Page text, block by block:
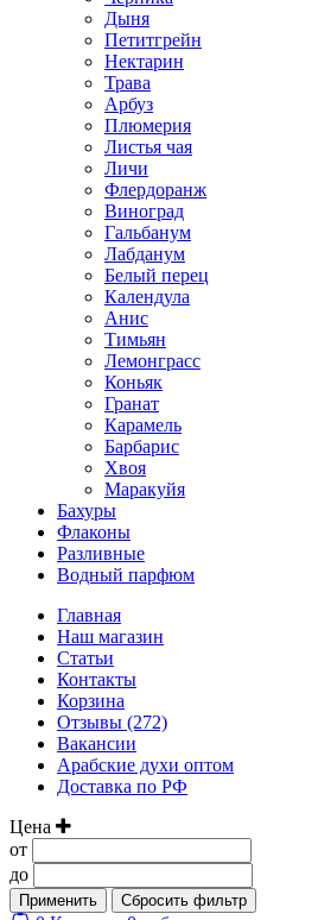
Дыня
Петитгрейн
Нектарин
Трава
Арбуз
Плюмерия
Листья чая
Личи
Флердоранж
Виноград
Гальбанум
Лабданум
Белый перец
Календула
Анис
Тимьян
Лемонграсс
Коньяк
Гранат
Карамель
Барбарис
Хвоя
Маракуйя
Бахуры
Флаконы
Разливные
Водный парфюм
Главная
Наш магазин
Статьи
Контакты
Корзина
Отзывы (272)
Вакансии
Арабские духи оптом
Доставка по РФ
Цена
от
до
Применить Сбросить фильтр